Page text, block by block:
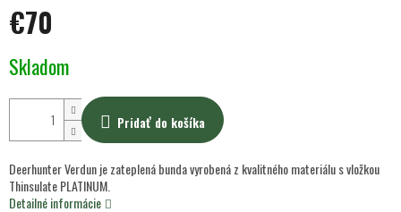
z
hviezdičiek.
€70
cena:
Skladom
Pridať do košíka
Deerhunter Verdun je zateplená bunda vyrobená z kvalitného materiálu s vložkou
Thinsulate PLATINUM.
Detailné informácie